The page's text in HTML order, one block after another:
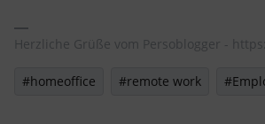
Herzliche Grüße vom Persoblogger -
#homeoffice #remote work